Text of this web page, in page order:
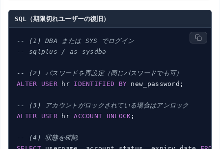
SQL（期限切れユーザーの復旧）
-- (1) DBA または SYS でログイン
-- sqlplus / as sysdba
-- (2) パスワードを再設定（同じパスワードでも可）
ALTER
USER hr IDENTIFIED BY new_password;
-- (3) アカウントがロックされている場合はアンロック
ALTER
USER hr ACCOUNT UNLOCK ;
-- (4) 状態を確認